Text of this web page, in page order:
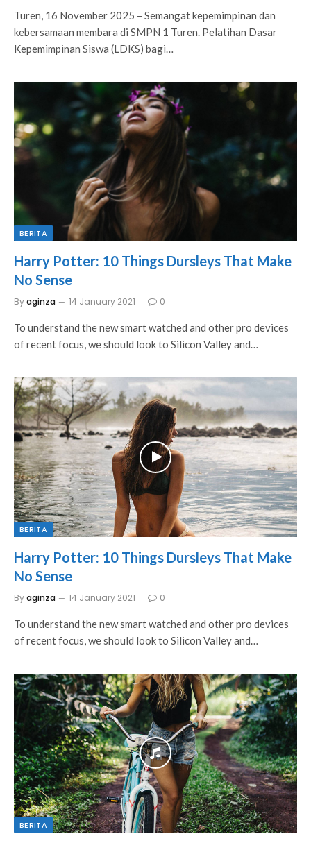
Turen, 16 November 2025 – Semangat kepemimpinan dan
kebersamaan membara di SMPN 1 Turen. Pelatihan Dasar
Kepemimpinan Siswa (LDKS) bagi…
BERITA
Harry Potter: 10 Things Dursleys That Make
No Sense
Byaginza 14 January 2021 0
To understand the new smart watched and other pro devices
of recent focus, we should look to Silicon Valley and…
BERITA
Harry Potter: 10 Things Dursleys That Make
No Sense
Byaginza 14 January 2021 0
To understand the new smart watched and other pro devices
of recent focus, we should look to Silicon Valley and…
BERITA